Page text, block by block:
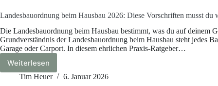
Landesbauordnung beim Hausbau 2026: Diese Vorschriften musst du
Die Landesbauordnung beim Hausbau bestimmt, was du auf deinem
Grundverständnis der Landesbauordnung beim Hausbau steht jedes
Garage oder Carport. In diesem ehrlichen Praxis-Ratgeber…
WeiterlesenLandesbauordnung
beim
Tim Heuer 6. Januar 2026